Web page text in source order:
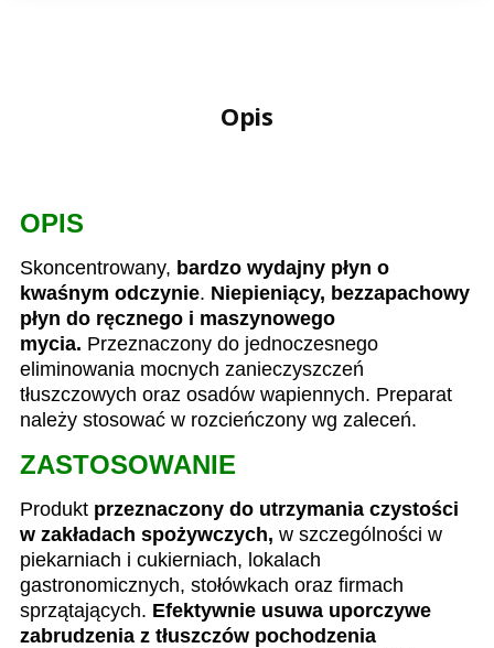
Opis
OPIS
Skoncentrowany, bardzo wydajny płyn o
kwaśnym odczynie. Niepieniący, bezzapachowy
płyn do ręcznego i maszynowego
mycia. Przeznaczony do jednoczesnego
eliminowania mocnych zanieczyszczeń
tłuszczowych oraz osadów wapiennych. Preparat
należy stosować w rozcieńczony wg zaleceń.
ZASTOSOWANIE
Produkt przeznaczony do utrzymania czystości
w zakładach spożywczych, w szczególności w
piekarniach i cukierniach, lokalach
gastronomicznych, stołówkach oraz firmach
sprzątających. Efektywnie usuwa uporczywe
zabrudzenia z tłuszczów pochodzenia